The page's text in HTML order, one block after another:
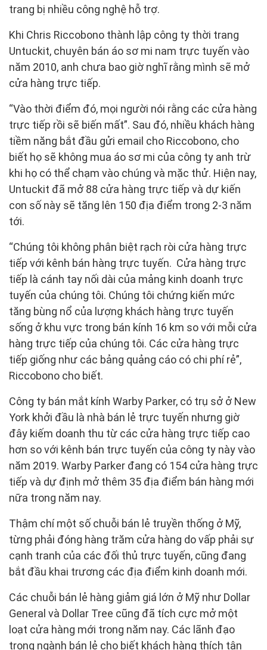
trang bị nhiều công nghệ hỗ trợ.
Khi Chris Riccobono thành lập công ty thời trang
Untuckit, chuyên bán áo sơ mi nam trực tuyến vào
năm 2010, anh chưa bao giờ nghĩ rằng mình sẽ mở
cửa hàng trực tiếp.
“Vào thời điểm đó, mọi người nói rằng các cửa hàng
trực tiếp rồi sẽ biến mất”. Sau đó, nhiều khách hàng
tiềm năng bắt đầu gửi email cho Riccobono, cho
biết họ sẽ không mua áo sơ mi của công ty anh trừ
khi họ có thể chạm vào chúng và mặc thử. Hiện nay,
Untuckit đã mở 88 cửa hàng trực tiếp và dự kiến
con số này sẽ tăng lên 150 địa điểm trong 2-3 năm
tới.
“Chúng tôi không phân biệt rạch ròi cửa hàng trực
tiếp với kênh bán hàng trực tuyến. Cửa hàng trực
tiếp là cánh tay nối dài của mảng kinh doanh trực
tuyến của chúng tôi. Chúng tôi chứng kiến mức
tăng bùng nổ của lượng khách hàng trực tuyến
sống ở khu vực trong bán kính 16 km so với mỗi cửa
hàng trực tiếp của chúng tôi. Các cửa hàng trực
tiếp giống như các bảng quảng cáo có chi phí rẻ”,
Riccobono cho biết.
Công ty bán mắt kính Warby Parker, có trụ sở ở New
York khởi đầu là nhà bán lẻ trực tuyến nhưng giờ
đây kiếm doanh thu từ các cửa hàng trực tiếp cao
hơn so với kênh bán trực tuyến của công ty này vào
năm 2019. Warby Parker đang có 154 cửa hàng trực
tiếp và dự định mở thêm 35 địa điểm bán hàng mới
nữa trong năm nay.
Thậm chí một số chuỗi bán lẻ truyền thống ở Mỹ,
từng phải đóng hàng trăm cửa hàng do vấp phải sự
cạnh tranh của các đối thủ trực tuyến, cũng đang
bắt đầu khai trương các địa điểm kinh doanh mới.
Các chuỗi bán lẻ hàng giảm giá lớn ở Mỹ như Dollar
General và Dollar Tree cũng đã tích cực mở một
loạt cửa hàng mới trong năm nay. Các lãnh đạo
trong ngành bán lẻ cho biết khách hàng thích tận